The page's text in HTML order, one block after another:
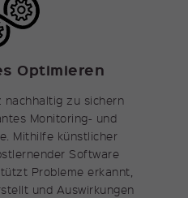
Optimieren
nachhaltig zu sichern
Monitoring- und
Mithilfe künstlicher
Software
Probleme erkannt,
und Auswirkungen